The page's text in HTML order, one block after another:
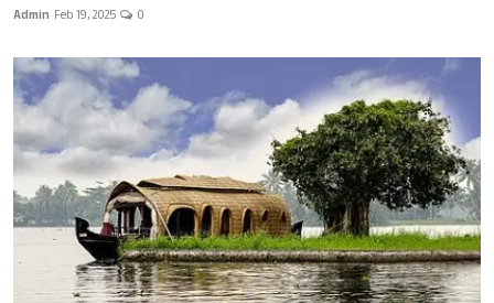
Admin Feb 19, 2025 0